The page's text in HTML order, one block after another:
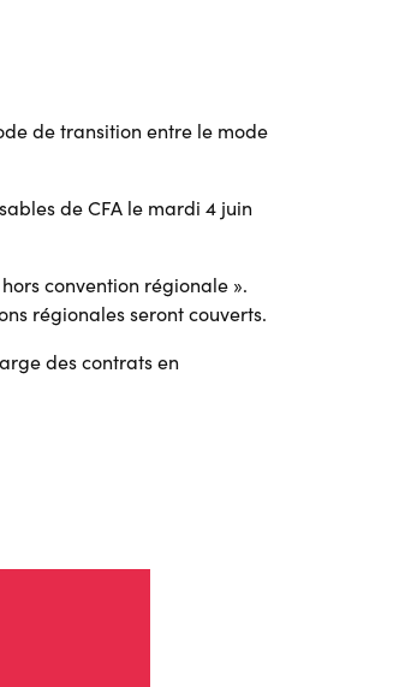
de transition entre le mode
de CFA le mardi 4 juin
convention régionale ».
régionales seront couverts.
des contrats en